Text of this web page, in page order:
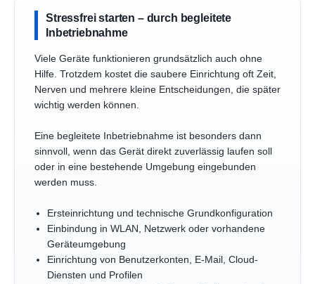
Stressfrei starten – durch begleitete
Inbetriebnahme
Viele Geräte funktionieren grundsätzlich auch ohne
Hilfe. Trotzdem kostet die saubere Einrichtung oft Zeit,
Nerven und mehrere kleine Entscheidungen, die später
wichtig werden können.
Eine begleitete Inbetriebnahme ist besonders dann
sinnvoll, wenn das Gerät direkt zuverlässig laufen soll
oder in eine bestehende Umgebung eingebunden
werden muss.
Ersteinrichtung und technische Grundkonfiguration
Einbindung in WLAN, Netzwerk oder vorhandene
Geräteumgebung
Einrichtung von Benutzerkonten, E-Mail, Cloud-
Diensten und Profilen